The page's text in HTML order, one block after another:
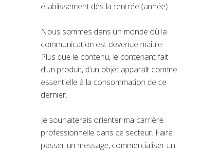
établissement dès la rentrée (année).
Nous sommes dans un monde où la
communication est devenue maître.
Plus que le contenu, le contenant fait
d’un produit, d’un objet apparaît comme
essentielle à la consommation de ce
dernier.
Je souhaiterais orienter ma carrière
professionnelle dans ce secteur. Faire
passer un message, commercialiser un